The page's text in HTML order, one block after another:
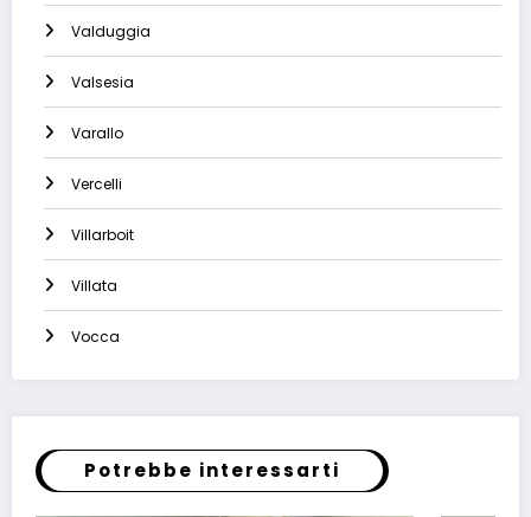
Valduggia
Valsesia
Varallo
Vercelli
Villarboit
Villata
Vocca
Potrebbe interessarti